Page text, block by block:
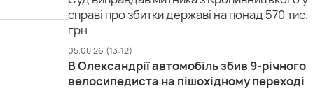
справі про збитки державі на понад 570 тис.
грн
05.08.26 (13:12)
В Олександрії автомобіль збив 9-річного
велосипедиста на пішохідному переході